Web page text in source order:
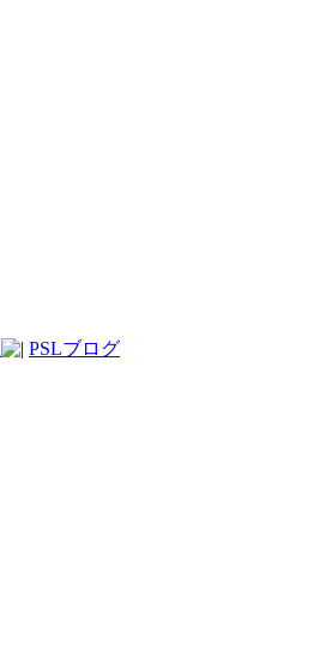
PSLブログ